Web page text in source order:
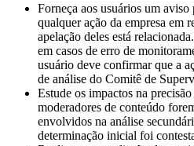
Forneça aos usuários um
qualquer ação da empresa em
apelação deles está
em casos de erro de
usuário deve confirmar que a
de análise do Comitê de
Estude os impactos na
moderadores de conteúdo
envolvidos na análise
determinação inicial foi